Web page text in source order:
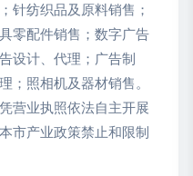
针纺织品及原料销售；
零配件销售；数字广告
设计、代理；广告制
；照相机及器材销售。
营业执照依法自主开展
市产业政策禁止和限制